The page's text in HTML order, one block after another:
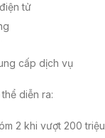
tử
cấp dịch vụ
diễn ra:
2 khi vượt 200 triệu